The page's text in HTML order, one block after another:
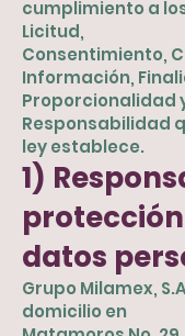
cumplimiento a
Licitud,
Consentimiento,
Información,
Proporcionalidad
Responsabilidad
ley establece.
1)
datos
Grupo Milamex,
domicilio en